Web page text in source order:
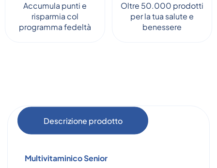
Accumula punti e
risparmia col
programma fedeltà
Oltre 50.000 prodotti
per la tua salute e
benessere
Descrizione prodotto
Multivitaminico Senior